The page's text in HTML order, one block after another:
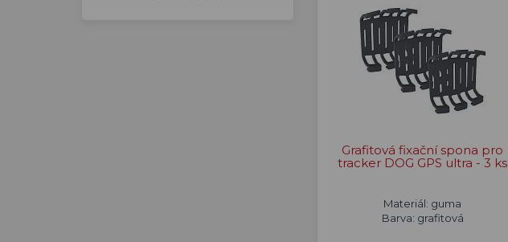
Grafitová fixační spona pro
tracker DOG GPS ultra - 3 ks
Materiál: guma
Barva: grafitová